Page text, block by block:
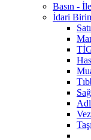
Basın -
İdari